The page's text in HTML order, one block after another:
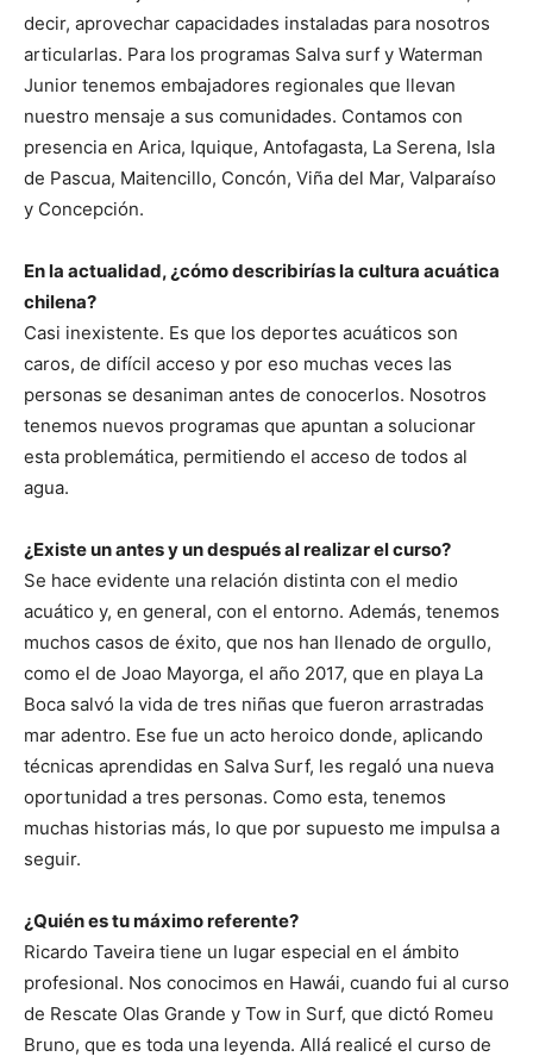
decir, aprovechar capacidades instaladas para nosotros
articularlas. Para los programas Salva surf y Waterman
Junior tenemos embajadores regionales que llevan
nuestro mensaje a sus comunidades. Contamos con
presencia en Arica, Iquique, Antofagasta, La Serena, Isla
de Pascua, Maitencillo, Concón, Viña del Mar, Valparaíso
y Concepción.
En la actualidad, ¿cómo describirías la cultura acuática
chilena?
Casi inexistente. Es que los deportes acuáticos son
caros, de difícil acceso y por eso muchas veces las
personas se desaniman antes de conocerlos. Nosotros
tenemos nuevos programas que apuntan a solucionar
esta problemática, permitiendo el acceso de todos al
agua.
¿Existe un antes y un después al realizar el curso?
Se hace evidente una relación distinta con el medio
acuático y, en general, con el entorno. Además, tenemos
muchos casos de éxito, que nos han llenado de orgullo,
como el de Joao Mayorga, el año 2017, que en playa La
Boca salvó la vida de tres niñas que fueron arrastradas
mar adentro. Ese fue un acto heroico donde, aplicando
técnicas aprendidas en Salva Surf, les regaló una nueva
oportunidad a tres personas. Como esta, tenemos
muchas historias más, lo que por supuesto me impulsa a
seguir.
¿Quién es tu máximo referente?
Ricardo Taveira tiene un lugar especial en el ámbito
profesional. Nos conocimos en Hawái, cuando fui al curso
de Rescate Olas Grande y Tow in Surf, que dictó Romeu
Bruno, que es toda una leyenda. Allá realicé el curso de